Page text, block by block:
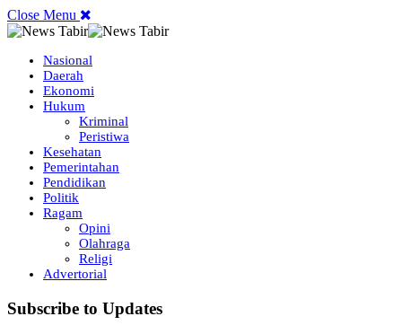
Close Menu
Nasional
Daerah
Ekonomi
Hukum
Kriminal
Peristiwa
Kesehatan
Pemerintahan
Pendidikan
Politik
Ragam
Opini
Olahraga
Religi
Advertorial
Subscribe to Updates